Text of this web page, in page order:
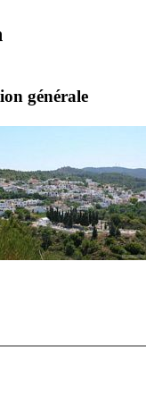
générale